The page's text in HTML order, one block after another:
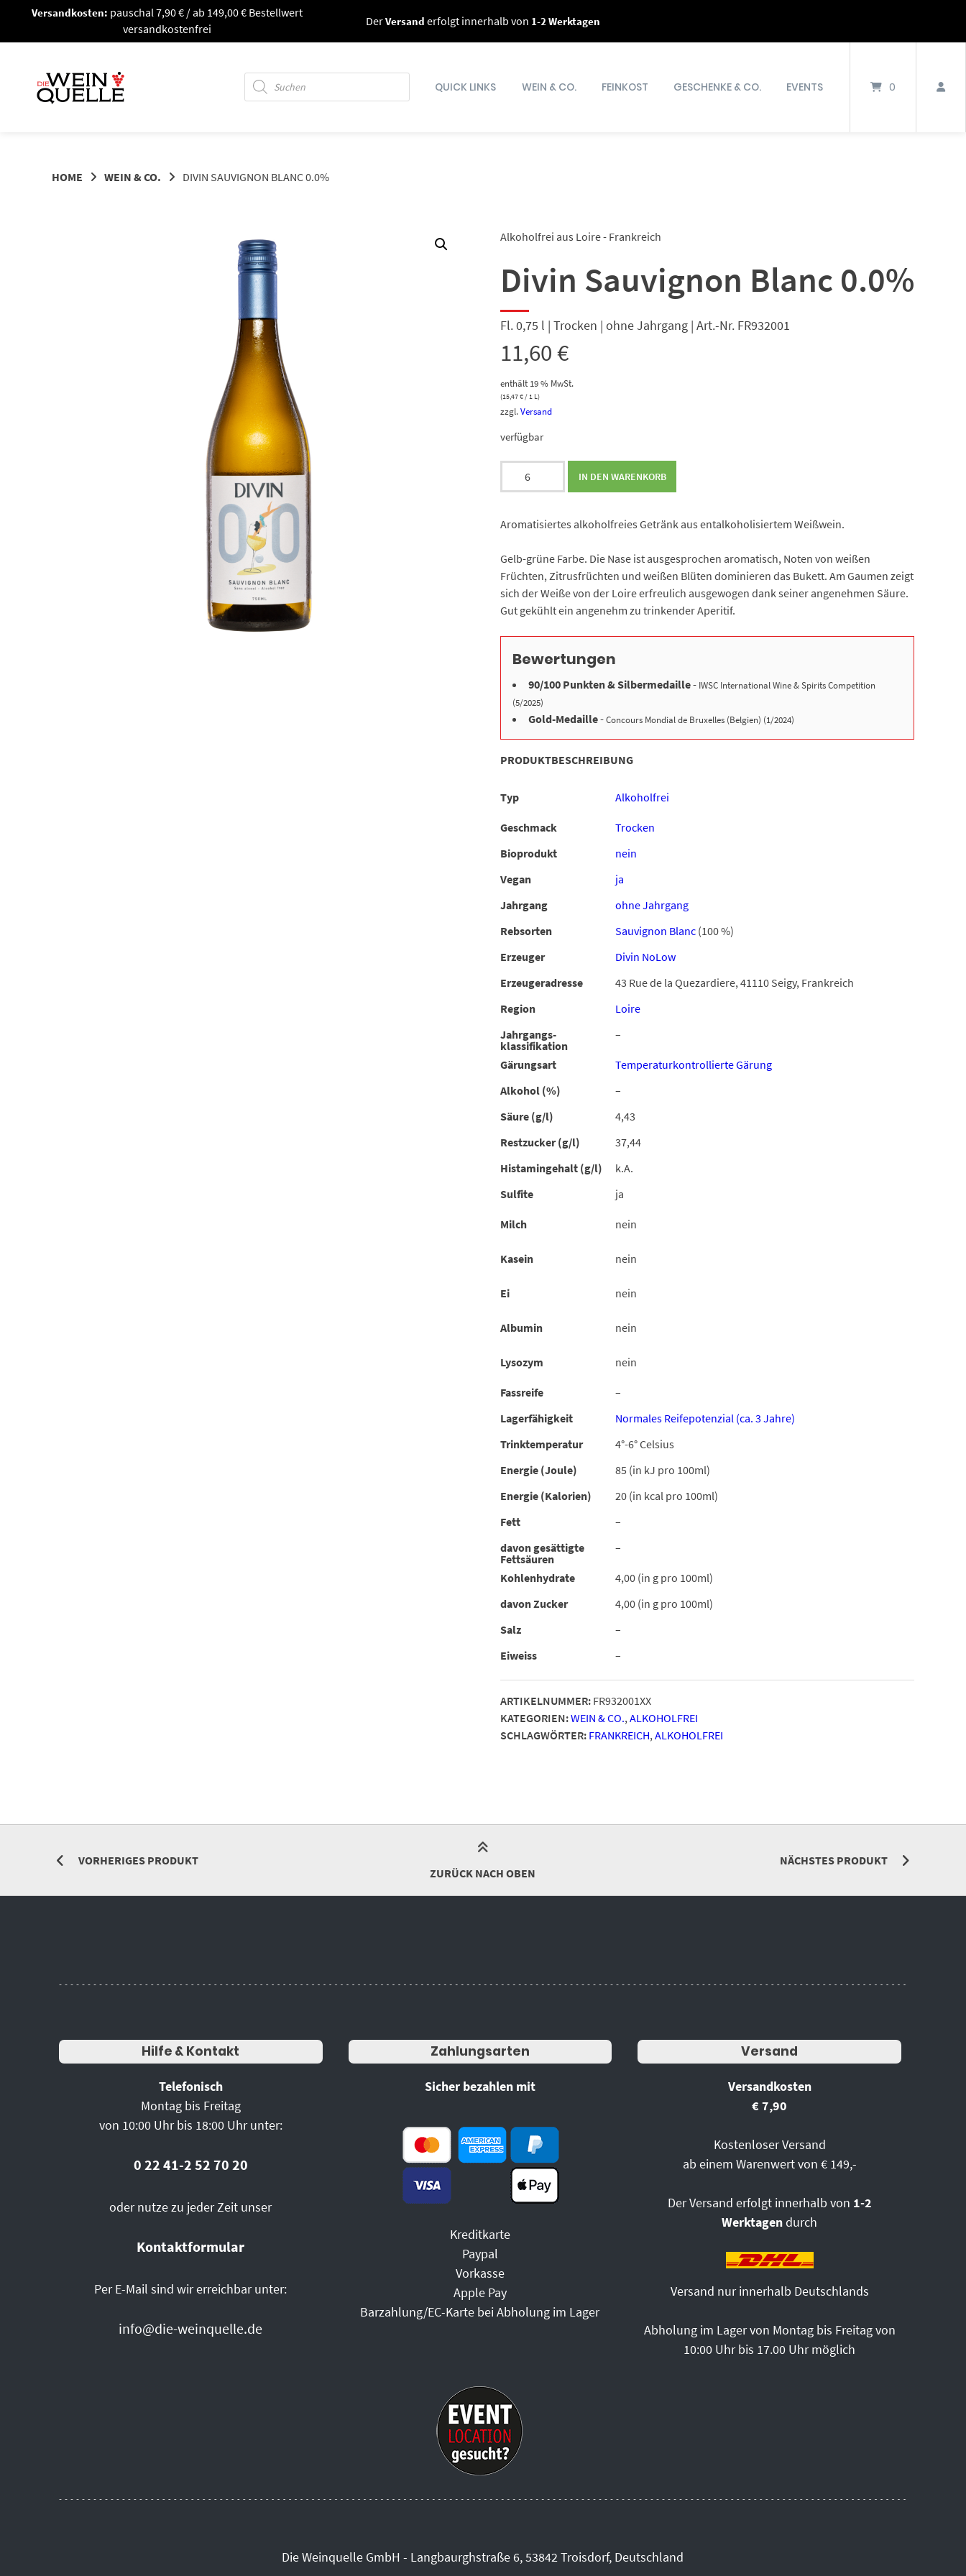
Springe
Inhalt
Versandkosten: pauschal 7,90 € / ab 149,00 € Bestellwert
versandkostenfrei
DerVersand erfolgt innerhalb von 1-2 Werktagen
Products
search
QUICK LINKS WEIN & CO. FEINKOST GESCHENKE & CO. EVENTS 0
HOME WEIN & CO. DIVIN SAUVIGNON BLANC 0.0%
Alkoholfrei aus Loire - Frankreich
Divin Sauvignon Blanc 0.0%
Fl. 0,75 l | Trocken | ohne Jahrgang | Art.-Nr. FR932001
11,60€
enthält 19 % MwSt.
(15,47€/ 1 L)
zzgl.Versand
verfügbar
0.0%
IN DEN WARENKORB
Aromatisiertes alkoholfreies Getränk aus entalkoholisiertem Weißwein.
Gelb-grüne Farbe. Die Nase ist ausgesprochen aromatisch, Noten von weißen
Früchten, Zitrusfrüchten und weißen Blüten dominieren das Bukett. Am Gaumen zeigt
sich der Weiße von der Loire erfreulich ausgewogen dank seiner angenehmen Säure.
Gut gekühlt ein angenehm zu trinkender Aperitif.
Bewertungen
90/100 Punkten & Silbermedaille- IWSC International Wine & Spirits Competition
(5/2025)
Gold-Medaille-Concours Mondial de Bruxelles (Belgien) (1/2024)
PRODUKTBESCHREIBUNG
Typ Alkoholfrei
Geschmack
Trocken
Bioprodukt
nein
Vegan
ja
Jahrgang
ohne Jahrgang
Rebsorten
Sauvignon Blanc (100 %)
Erzeuger
Divin NoLow
Erzeugeradresse
43 Rue de la Quezardiere, 41110 Seigy, Frankreich
Region
Loire
Jahrgangs-
klassifikation
–
Gärungsart
Temperaturkontrollierte Gärung
Alkohol (%)
–
Säure (g/l)
4,43
Restzucker (g/l)
37,44
Histamingehalt (g/l)
k.A.
Sulfite
ja
Milch nein
Kasein nein
Ei nein
Albumin nein
Lysozym nein
Fassreife
–
Lagerfähigkeit
Normales Reifepotenzial (ca. 3 Jahre)
Trinktemperatur
4°-6° Celsius
Energie (Joule)
85 (in kJ pro 100ml)
Energie (Kalorien)
20 (in kcal pro 100ml)
Fett
–
davon gesättigte
Fettsäuren
–
Kohlenhydrate
4,00 (in g pro 100ml)
davon Zucker
4,00 (in g pro 100ml)
Salz
–
Eiweiss
–
ARTIKELNUMMER: FR932001XX
KATEGORIEN:WEIN & CO.,ALKOHOLFREI
SCHLAGWÖRTER: FRANKREICH,ALKOHOLFREI
VORHERIGES PRODUKT
NÄCHSTES PRODUKT
ZURÜCK NACH OBEN
Hilfe & Kontakt
Telefonisch
Montag bis Freitag
von 10:00 Uhr bis 18:00 Uhr unter:
0 22 41-2 52 70 20
oder nutze zu jeder Zeit unser
Kontaktformular
Per E-Mail sind wir erreichbar unter:
info@die-weinquelle.de
Zahlungsarten
Sicher bezahlen mit
Kreditkarte
Paypal
Vorkasse
Apple Pay
Barzahlung/EC-Karte bei Abholung im Lager
Versand
Versandkosten
€ 7,90
Kostenloser Versand
ab einem Warenwert von € 149,-
Der Versand erfolgt innerhalb von 1-2
Werktagendurch
Versand nur innerhalb Deutschlands
Abholung im Lager von Montag bis Freitag von
10:00 Uhr bis 17.00 Uhr möglich
Die Weinquelle GmbH - Langbaurghstraße 6, 53842 Troisdorf, Deutschland